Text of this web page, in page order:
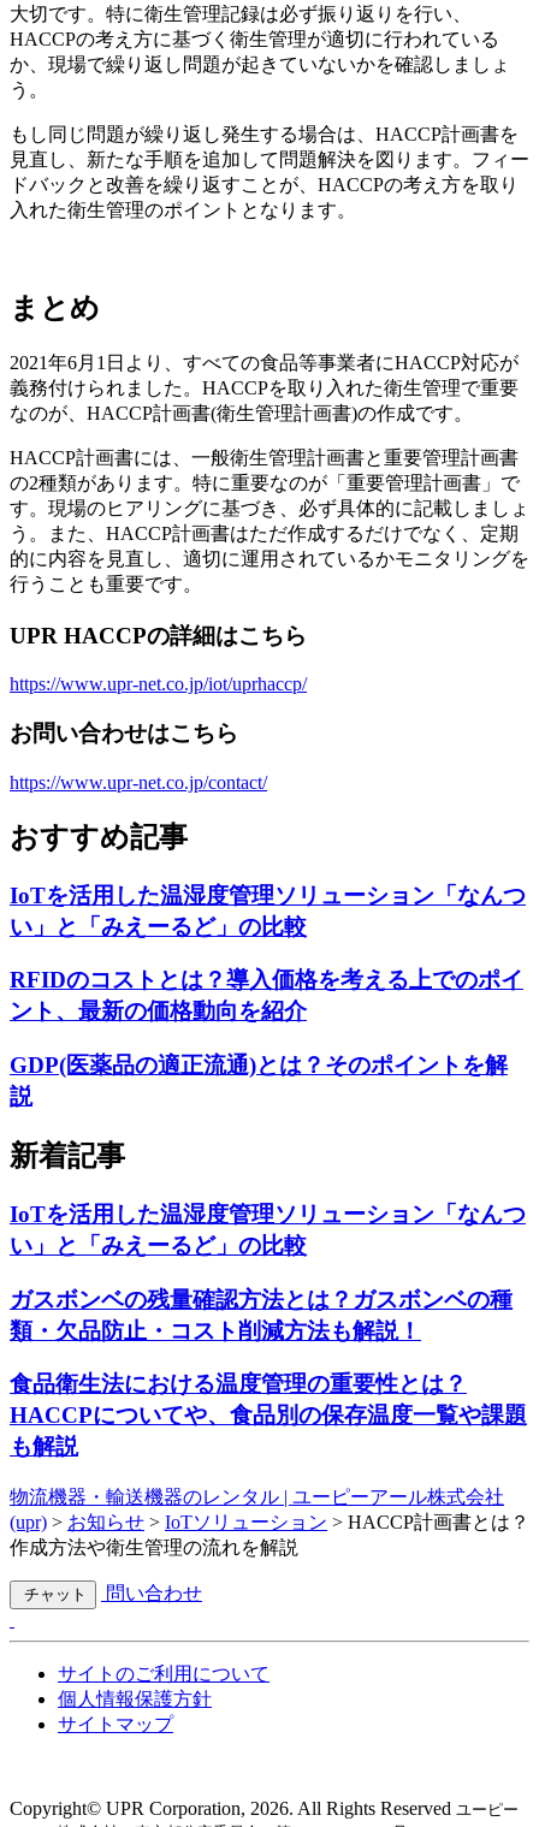
大切です。特に衛生管理記録は必ず振り返りを行い、
HACCPの考え方に基づく衛生管理が適切に行われている
か、現場で繰り返し問題が起きていないかを確認しましょ
う。
もし同じ問題が繰り返し発生する場合は、HACCP計画書を
見直し、新たな手順を追加して問題解決を図ります。フィー
ドバックと改善を繰り返すことが、HACCPの考え方を取り
入れた衛生管理のポイントとなります。
まとめ
2021年6月1日より、すべての食品等事業者にHACCP対応が
義務付けられました。HACCPを取り入れた衛生管理で重要
なのが、HACCP計画書(衛生管理計画書)の作成です。
HACCP計画書には、一般衛生管理計画書と重要管理計画書
の2種類があります。特に重要なのが「重要管理計画書」で
す。現場のヒアリングに基づき、必ず具体的に記載しましょ
う。また、HACCP計画書はただ作成するだけでなく、定期
的に内容を見直し、適切に運用されているかモニタリングを
行うことも重要です。
UPR HACCPの詳細はこちら
https://www.upr-net.co.jp/iot/uprhaccp/
お問い合わせはこちら
https://www.upr-net.co.jp/contact/
おすすめ記事
IoTを活用した温湿度管理ソリューション「なんつ
い」と「みえーるど」の比較
RFIDのコストとは？導入価格を考える上でのポイ
ント、最新の価格動向を紹介
GDP(医薬品の適正流通)とは？そのポイントを解
説
新着記事
IoTを活用した温湿度管理ソリューション「なんつ
い」と「みえーるど」の比較
ガスボンベの残量確認方法とは？ガスボンベの種
類・欠品防止・コスト削減方法も解説！
食品衛生法における温度管理の重要性とは？
HACCPについてや、食品別の保存温度一覧や課題
も解説
物流機器・輸送機器のレンタル | ユーピーアール株式会社
(upr) > お知らせ > IoTソリューション > HACCP計画書とは？
作成方法や衛生管理の流れを解説
チャット 問い合わせ
サイトのご利用について
個人情報保護方針
サイトマップ
Copyright©︎ UPR Corporation, 2026. All Rights Reserved ユーピー